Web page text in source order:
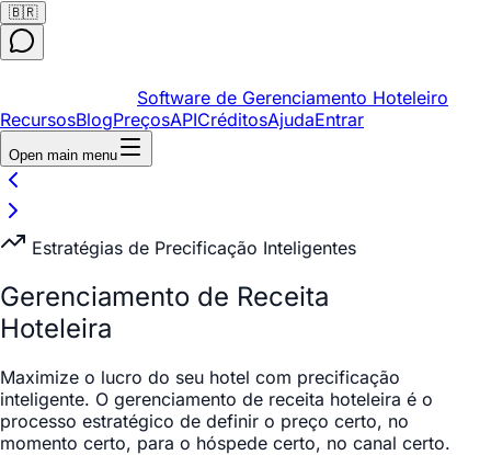
🇧🇷
Software de Gerenciamento Hoteleiro
RecursosBlogPreçosAPICréditosAjudaEntrar
Open main menu
Estratégias de Precificação Inteligentes
Gerenciamento de Receita
Hoteleira
Maximize o lucro do seu hotel com precificação
inteligente. O gerenciamento de receita hoteleira é o
processo estratégico de definir o preço certo, no
momento certo, para o hóspede certo, no canal certo.